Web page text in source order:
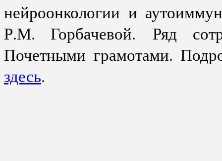
нейроонкологии и
Р.М. Горбачевой. Ряд
Почетными грамотами.
здесь.